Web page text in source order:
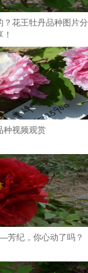
花王牡丹品种图片分
！
种视频观赏
纪，你心动了吗？